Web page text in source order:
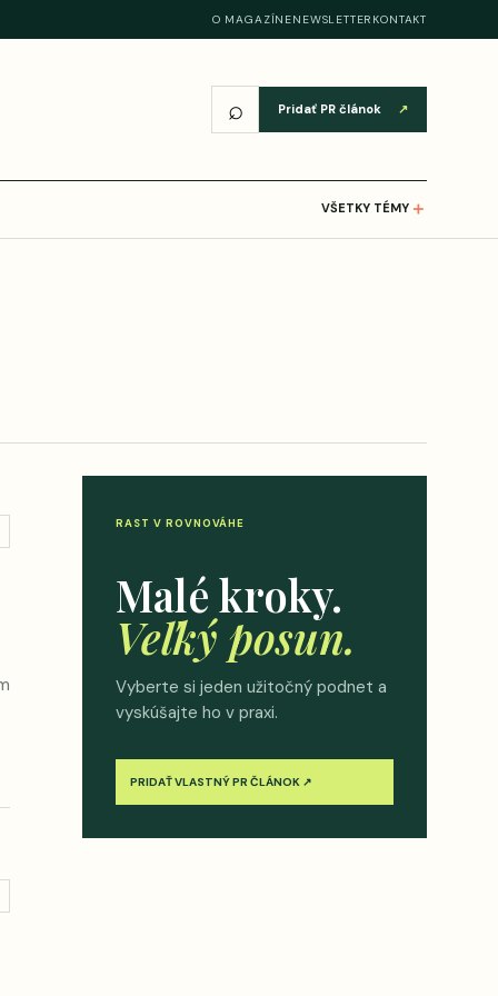
O MAGAZÍNENEWSLETTER KONTAKT
⌕ Pridať PR článok ↗
VŠETKY TÉMY ＋
RAST V ROVNOVÁHE
Malé kroky.
Veľký posun.
Vyberte si jeden užitočný podnet a
vyskúšajte ho v praxi.
PRIDAŤ VLASTNÝ PR ČLÁNOK ↗